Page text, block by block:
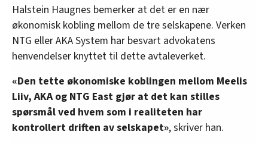
Halstein Haugnes bemerker at det er en nær
økonomisk kobling mellom de tre selskapene. Verken
NTG eller AKA System har besvart advokatens
henvendelser knyttet til dette avtaleverket.
«Den tette økonomiske koblingen mellom Meelis
Liiv, AKA og NTG East gjør at det kan stilles
spørsmål ved hvem som i realiteten har
kontrollert driften av selskapet», skriver han.